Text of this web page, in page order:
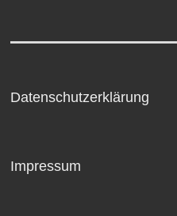
Datenschutzerklärung
Impressum